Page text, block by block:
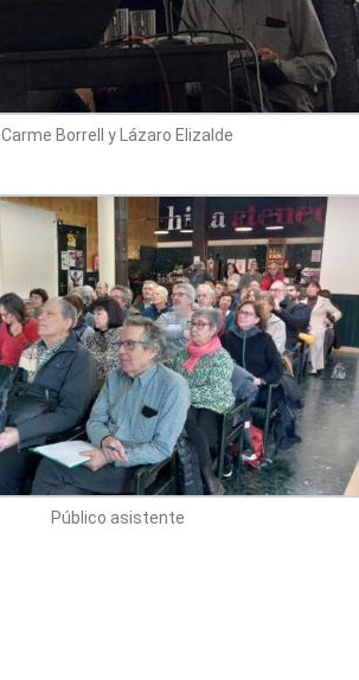
Carme Borrell y Lázaro Elizalde
Público asistente